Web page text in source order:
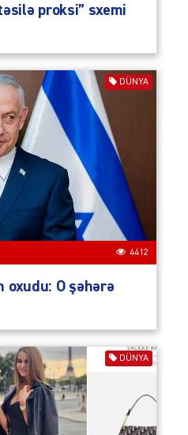
proksi” sxemi
DÜNYA
4412
oxudu: O şəhərə
DÜNYA